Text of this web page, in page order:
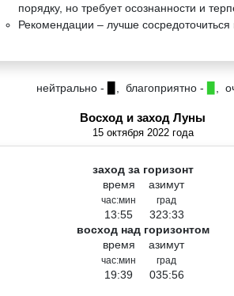
порядку, но требует осознанности и
Рекомендации – лучше
нейтрально - , благоприятно - ,
Восход и заход Луны
15 октября 2022 года
заход за горизонт
время
час:мин
13:55
азимут
град
323:33
восход над горизонтом
время
час:мин
19:39
азимут
град
035:56